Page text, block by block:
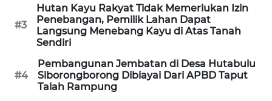
#3
Hutan Kayu Rakyat Tidak Memerlukan Izin
Penebangan, Pemilik Lahan Dapat
Langsung Menebang Kayu di Atas Tanah
Sendiri
#4
Pembangunan Jembatan di Desa Hutabulu
Siborongborong Dibiayai Dari APBD Taput
Talah Rampung
JURNAL
MARITIM
NEWS